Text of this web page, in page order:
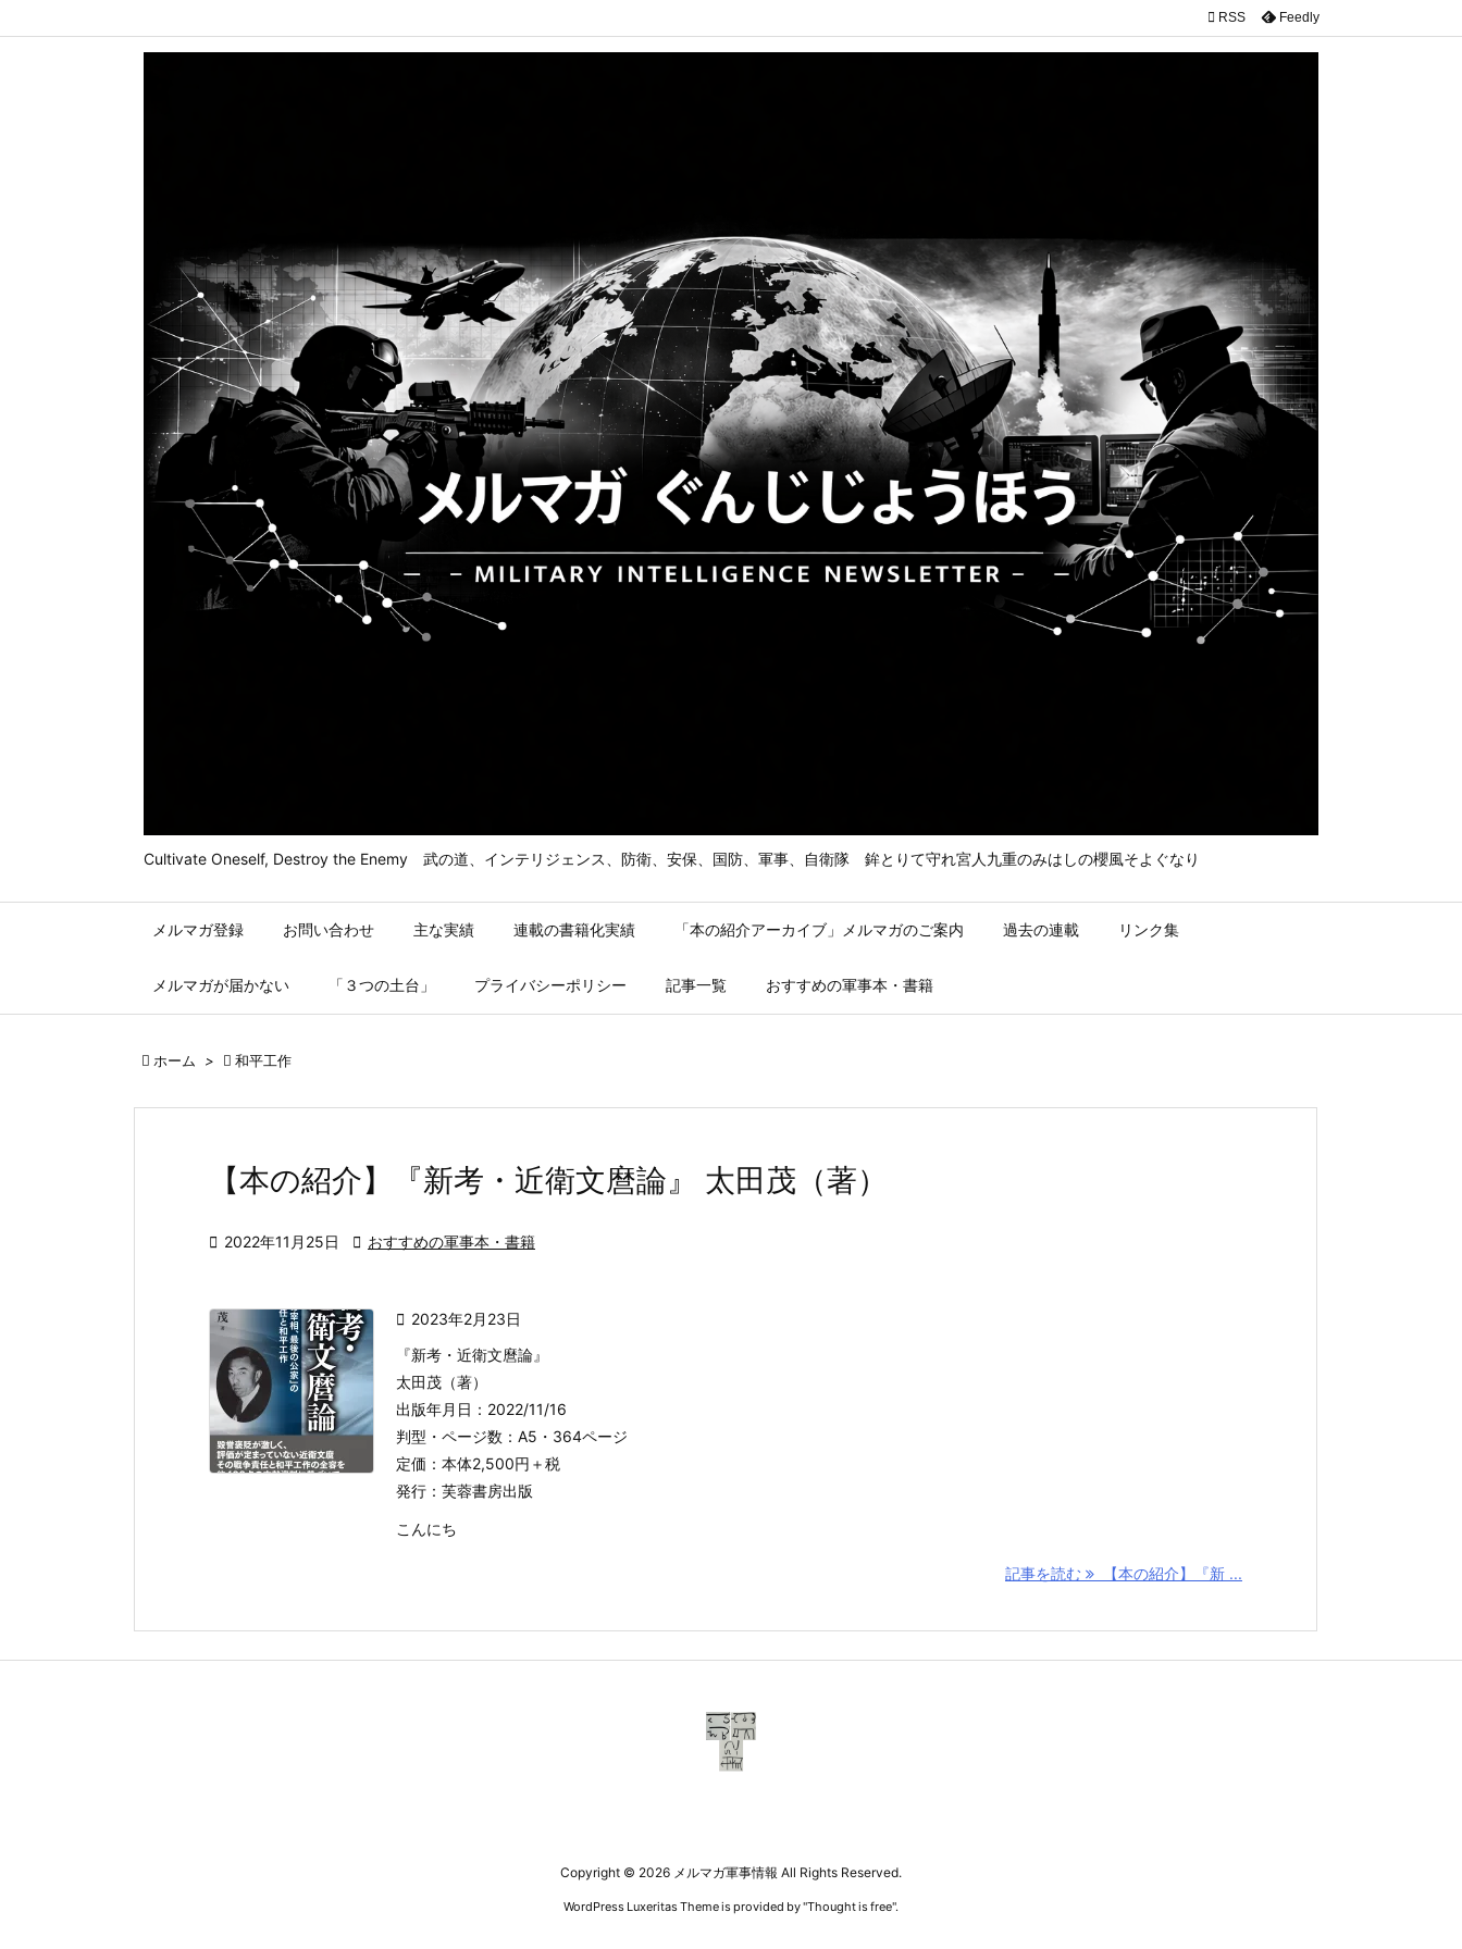
Cultivate Oneself, Destroy the Enemy 武の道、インテリジェンス、防衛、安保、国防、軍事、自衛隊 鉾とりて守れ宮人九重のみはしの櫻風そよぐなり
メルマガ登録 お問い合わせ 主な実績 連載の書籍化実績 「本の紹介アーカイブ」メルマガのご案内 過去の連載 リンク集
メルマガが届かない 「３つの土台」 プライバシーポリシー 記事一覧 おすすめの軍事本・書籍
 RSS Feedly
 ホーム >  和平工作
【本の紹介】『新考・近衛文麿論』 太田茂（著）
 2022年11月25日  おすすめの軍事本・書籍
 2023年2月23日
『新考・近衛文麿論』
太田茂（著）
出版年月日：2022/11/16
判型・ページ数：A5・364ページ
定価：本体2,500円＋税
発行：芙蓉書房出版
こんにち
記事を読む 【本の紹介】『新 ...
Copyright © 2026 メルマガ軍事情報 All Rights Reserved.
WordPress Luxeritas Theme is provided by "Thought is free".